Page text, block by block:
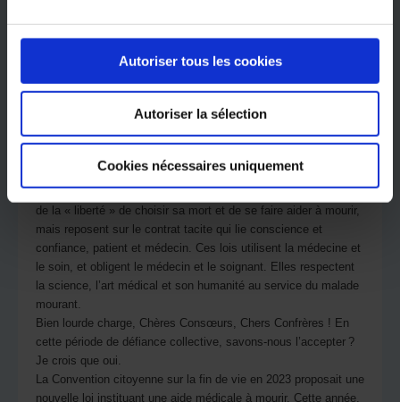
Autoriser tous les cookies
Autoriser la sélection
Cookies nécessaires uniquement
éthique et en droit les pratiques médicales ancestrales
discrètes d’humanité et de sollicitude, et clarifient les
indications floues du cocktail dit « lytique » d’Henri Laborit
Après les lois néerlandaise de 2001 et belge de 2002, qui
essentiellement dépénalisent a posteriori et au cas par cas le
don de la mort, ces lois françaises de 2005 et 2016 sur la fin
des soins palliatifs. Évidemment, ces lois françaises ne
renforcent pas les droits exclusifs des citoyens bénéficiaires
de la « liberté » de choisir sa mort et de se faire aider à mourir,
mais reposent sur le contrat tacite qui lie conscience et
confiance, patient et médecin. Ces lois utilisent la médecine et
le soin, et obligent le médecin et le soignant. Elles respectent
la science, l’art médical et son humanité au service du malade
mourant.
Bien lourde charge, Chères Consœurs, Chers Confrères ! En
cette période de défiance collective, savons-nous l’accepter ?
Je crois que oui.
La Convention citoyenne sur la fin de vie en 2023 proposait une
nouvelle loi instituant une aide médicale à mourir. Cette année,